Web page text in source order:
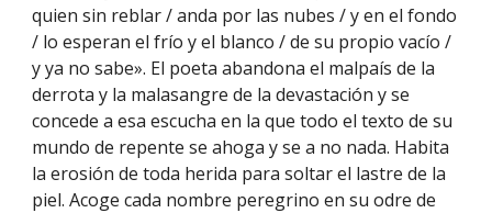
quien sin reblar / anda por las nubes / y en el fondo
/ lo esperan el frío y el blanco / de su propio vacío /
y ya no sabe». El poeta abandona el malpaís de la
derrota y la malasangre de la devastación y se
concede a esa escucha en la que todo el texto de su
mundo de repente se ahoga y se a no nada. Habita
la erosión de toda herida para soltar el lastre de la
piel. Acoge cada nombre peregrino en su odre de